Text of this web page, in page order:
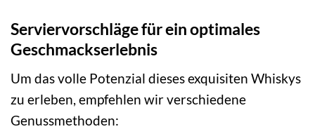
Serviervorschläge für ein optimales
Geschmackserlebnis
Um das volle Potenzial dieses exquisiten Whiskys
zu erleben, empfehlen wir verschiedene
Genussmethoden: